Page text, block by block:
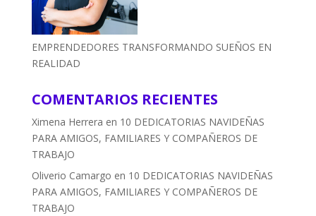
EMPRENDEDORES TRANSFORMANDO SUEÑOS EN
REALIDAD
COMENTARIOS RECIENTES
Ximena Herrera en 10 DEDICATORIAS NAVIDEÑAS
PARA AMIGOS, FAMILIARES Y COMPAÑEROS DE
TRABAJO
Oliverio Camargo en 10 DEDICATORIAS NAVIDEÑAS
PARA AMIGOS, FAMILIARES Y COMPAÑEROS DE
TRABAJO